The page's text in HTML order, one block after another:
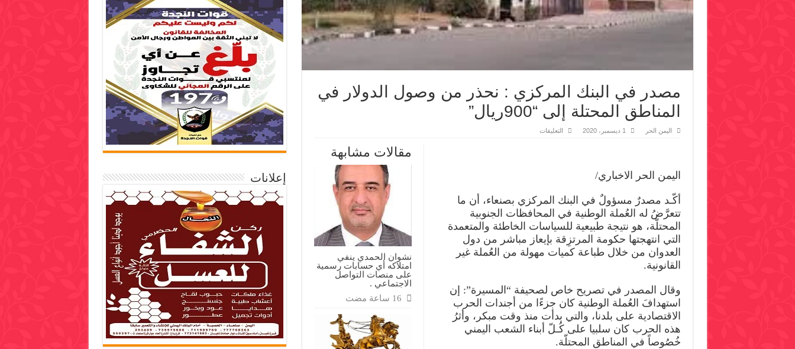
مصدر في البنك المركزي : نحذر من وصول الدولار في
المناطق المحتلة إلى “900ريال”
اليمن الحر 1 ديسمبر، 2020 التعليقات
الدولار
في
المناطق
المحتلة
إلى
“900ريال”
مغلقة
مقالات مشابهة
نشوان الحمدي ينفي
امتلاكه أي حسابات رسمية
على منصات التواصل
الاجتماعي .
اليمن الحر الاخباري/
أكّـد مصدرٌ مسؤولٌ في البنك المركزي بصنعاء، أن ما
تتعرَّضُ له العُملة الوطنية في المحافظات الجنوبية
المحتلّة، هو نتيجة طبيعية للسياسات الخاطئة والمتعمدة
التي انتهجتها حكومة المرتزِقة بإيعاز مباشر من دول
العدوان من خلال طباعة كميات مهولة من العُملة غير
القانونية.
وقال المصدر في تصريح خاص لصحيفة “المسيرة”: إن
استهدافَ العُملة الوطنية كان جزءًا من أجندات الحرب
الاقتصادية على بلدنا، والتي بدأت منذ وقت مبكر، وأثرُ
هذه الحرب كان سلبيا على كُـلّ أبناء الشعب اليمني
خُصُوصاً في المناطق المحتلّة.
إعلانات